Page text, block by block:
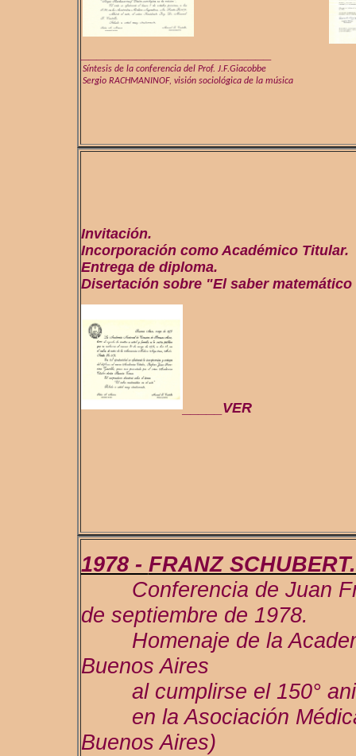
Síntesis de la conferencia del Prof. J.F.Giacobbe
Sergio RACHMANINOF, visión sociológica de la música
Invitación.
Incorporación como Académico Titular.
Entrega de diploma.
Disertación sobre "El saber matemático
_____VER
1978 - FRANZ
Conferencia de Juan
de septiembre de 1978.
Homenaje de la
Buenos Aires
al cumplirse el 150°
en la Asociación Médica
Buenos Aires)